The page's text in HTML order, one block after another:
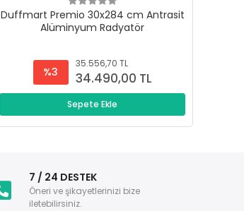
Duffmart Premio 30x284 cm Antrasit
Alüminyum Radyatör
%3
35.556,70 TL
34.490,00 TL
Sepete Ekle
7 / 24 DESTEK
Öneri ve şikayetlerinizi bize
iletebilirsiniz.